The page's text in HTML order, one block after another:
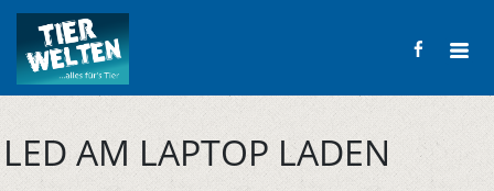
LED AM LAPTOP LADEN